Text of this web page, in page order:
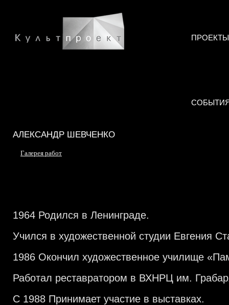
ПРОЕКТЫ
АЛЕКСАНДР ШЕВЧЕНКО
Галерея работ
1964 Родился в Ленинграде.
Учился в художественной студии Евгения
1986 Окончил художественное училище
Работал реставратором в ВХНРЦ им.
С 1988 Принимает участие в выставках.